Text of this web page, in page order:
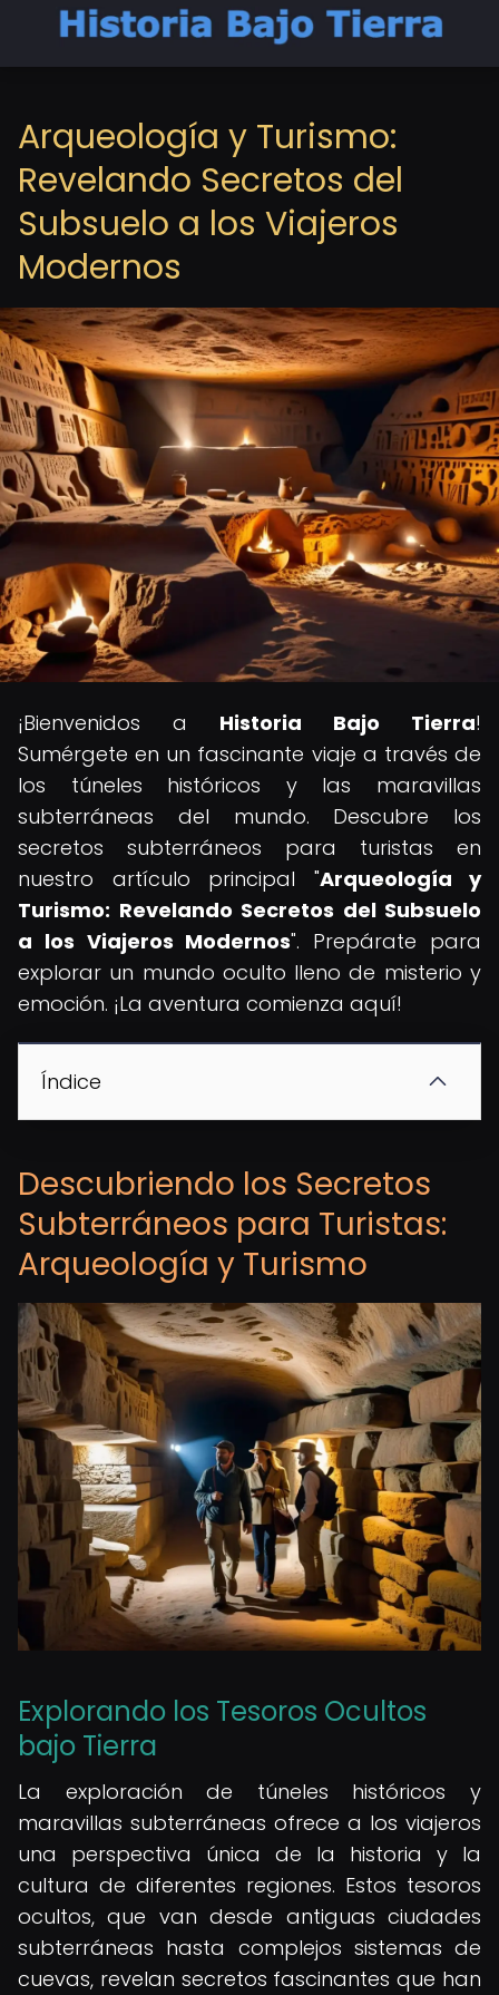
Arqueología y Turismo:
Revelando Secretos del
Subsuelo a los Viajeros
Modernos
¡Bienvenidos a Historia Bajo Tierra!
Sumérgete en un fascinante viaje a través de
los túneles históricos y las maravillas
subterráneas del mundo. Descubre los
secretos subterráneos para turistas en
nuestro artículo principal "Arqueología y
Turismo: Revelando Secretos del Subsuelo
a los Viajeros Modernos". Prepárate para
explorar un mundo oculto lleno de misterio y
emoción. ¡La aventura comienza aquí!
Índice
Descubriendo los Secretos
Subterráneos para Turistas:
Arqueología y Turismo
Explorando los Tesoros Ocultos
bajo Tierra
La exploración de túneles históricos y
maravillas subterráneas ofrece a los viajeros
una perspectiva única de la historia y la
cultura de diferentes regiones. Estos tesoros
ocultos, que van desde antiguas ciudades
subterráneas hasta complejos sistemas de
cuevas, revelan secretos fascinantes que han